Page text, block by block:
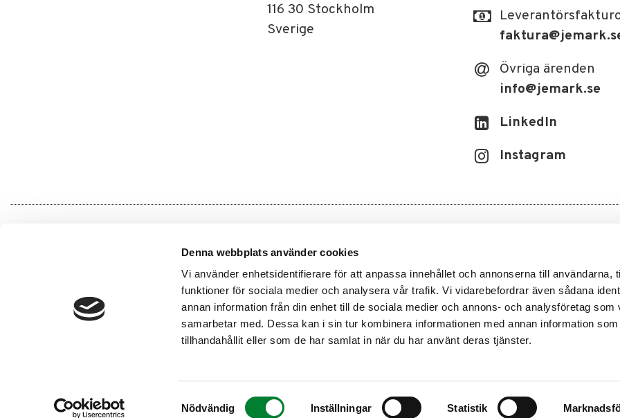
Denna webbplats använder cookies
Vi använder enhetsidentifierare för att anpassa innehållet och annonserna till användarna,
funktioner för sociala medier och analysera vår trafik. Vi vidarebefordrar även sådana
annan information från din enhet till de sociala medier och annons- och analysföretag som
samarbetar med. Dessa kan i sin tur kombinera informationen med annan information
tillhandahållit eller som de har samlat in när du har använt deras tjänster.
Samtyckesval
Nödvändig Inställningar Statistik
116 30 Stockholm
Sverige
faktura
Övriga ärenden
info@jemark.se
LinkedIn
Instagram
© 2026 J E Eriksson Mark & Anläggningsteknik AB. Integritetspolicy .Tillgänglighet